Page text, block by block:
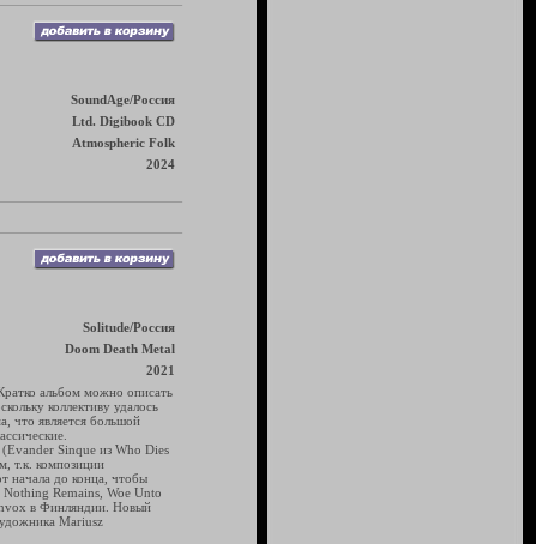
SoundAge/Россия
Ltd. Digibook CD
Atmospheric Folk
2024
Solitude/Россия
Doom Death Metal
2021
альбом можно описать
коллективу удалось
что является большой
Sinque из Who Dies
т.к. композиции
начала до конца, чтобы
Nothing Remains, Woe Unto
в Финляндии. Новый
Mariusz